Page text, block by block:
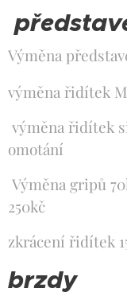
Výměna
výměna řidítek
výměna řidítek
omotání
Výměna gripů
250kč
zkrácení řidítek
brzdy